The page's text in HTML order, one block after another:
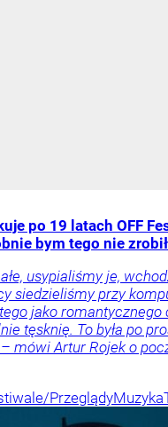
po 19 latach OFF
bym tego nie zrobił
usypialiśmy je,
siedzieliśmy przy
jako romantycznego
tęsknię. To była po
mówi Artur Rojek o
PrzeglądyMuzyka